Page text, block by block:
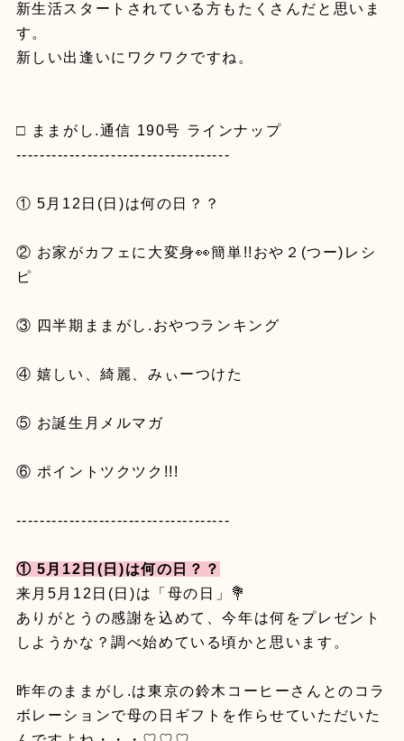
新生活スタートされている方もたくさんだと思いま
す。
新しい出逢いにワクワクですね。
□ ままがし.通信 190号 ラインナップ
------------------------------------
① 5月12日(日)は何の日？？
② お家がカフェに大変身👀簡単!!おや２(つー)レシ
ピ
③ 四半期ままがし.おやつランキング
④ 嬉しい、綺麗、みぃーつけた
⑤ お誕生月メルマガ
⑥ ポイントツクツク!!!
------------------------------------
① 5月12日(日)は何の日？？
来月5月12日(日)は「母の日」💐
ありがとうの感謝を込めて、今年は何をプレゼント
しようかな？調べ始めている頃かと思います。
昨年のままがし.は東京の鈴木コーヒーさんとのコラ
ボレーションで母の日ギフトを作らせていただいた